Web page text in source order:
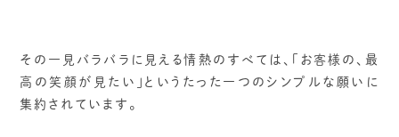
その一見バラバラに見える情熱のすべては、「お客様の、最
高の笑顔が見たい」というたった一つのシンプルな願いに
集約されています。